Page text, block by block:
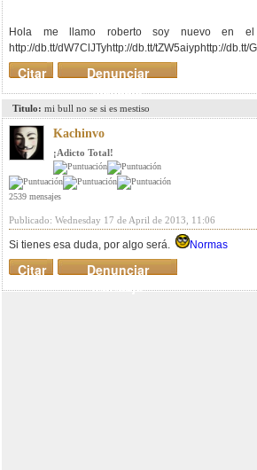
Hola me llamo roberto soy nuevo en
http://db.tt/dW7ClJTyhttp://db.tt/tZW5aiyphttp://
Denunciar
mensaje
Citar
Titulo: mi bull no se si es mestiso
Kachinvo
¡Adicto Total!
2539 mensajes
Publicado: Wednesday 17 de April de 2013, 11:06
Si tienes esa duda, por algo será. Normas
Denunciar
mensaje
Citar